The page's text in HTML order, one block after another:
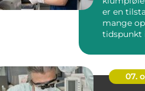
er en
mange
tidspunkt
07.